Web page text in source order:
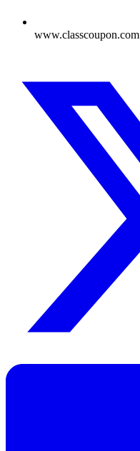
www.classcoupon.com